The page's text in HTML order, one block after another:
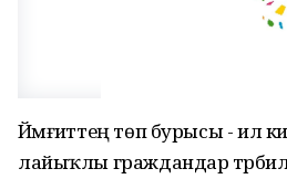
Йәмғиәттең төп бурысы - ил
лайыҡлы граждандар